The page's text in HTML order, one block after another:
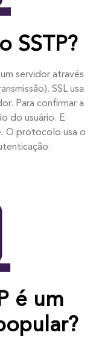
SSTP?
servidor através
SSL usa
Para confirmar a
do usuário. E
O protocolo usa o
é um